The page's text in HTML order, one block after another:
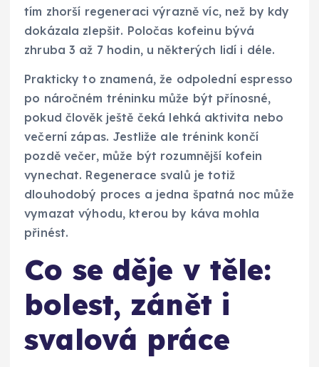
tím zhorší regeneraci výrazně víc, než by kdy
dokázala zlepšit. Poločas kofeinu bývá
zhruba 3 až 7 hodin, u některých lidí i déle.
Prakticky to znamená, že odpolední espresso
po náročném tréninku může být přínosné,
pokud člověk ještě čeká lehká aktivita nebo
večerní zápas. Jestliže ale trénink končí
pozdě večer, může být rozumnější kofein
vynechat. Regenerace svalů je totiž
dlouhodobý proces a jedna špatná noc může
vymazat výhodu, kterou by káva mohla
přinést.
Co se děje v těle:
bolest, zánět i
svalová práce